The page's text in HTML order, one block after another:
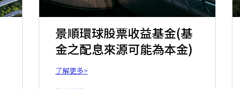
景順環球股票收益基金(基
金之配息來源可能為本金)
了解更多>